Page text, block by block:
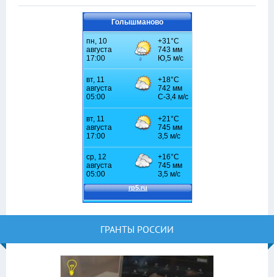
Голышманово
ГРАНТЫ РОССИИ